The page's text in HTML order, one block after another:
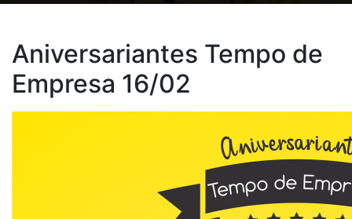
Aniversariantes Tempo de
Empresa 16/02